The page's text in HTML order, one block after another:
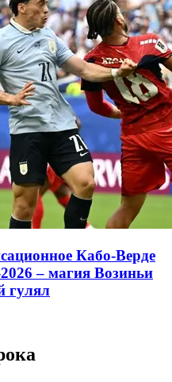
Кабо-Верде
– магия Возиньи
гулял